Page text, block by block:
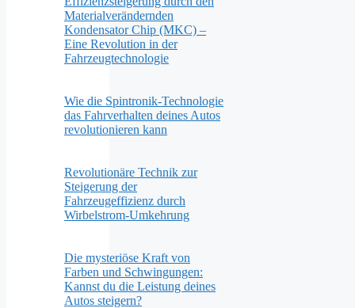
Materialverändernden
Kondensator Chip (MKC) –
Eine Revolution in der
Fahrzeugtechnologie
Wie die Spintronik-Technologie
das Fahrverhalten deines Autos
revolutionieren kann
Revolutionäre Technik zur
Steigerung der
Fahrzeugeffizienz durch
Wirbelstrom-Umkehrung
Die mysteriöse Kraft von
Farben und Schwingungen:
Kannst du die Leistung deines
Autos steigern?